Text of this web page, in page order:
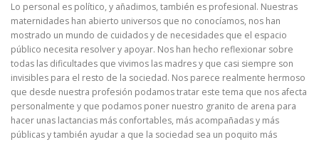
Lo personal es político, y añadimos, también es profesional. Nuestras
maternidades han abierto universos que no conocíamos, nos han
mostrado un mundo de cuidados y de necesidades que el espacio
público necesita resolver y apoyar. Nos han hecho reflexionar sobre
todas las dificultades que vivimos las madres y que casi siempre son
invisibles para el resto de la sociedad. Nos parece realmente hermoso
que desde nuestra profesión podamos tratar este tema que nos afecta
personalmente y que podamos poner nuestro granito de arena para
hacer unas lactancias más confortables, más acompañadas y más
públicas y también ayudar a que la sociedad sea un poquito más